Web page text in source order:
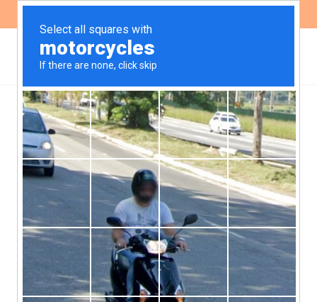
BID Invest revisará en
2018 su política de
acceso a la información